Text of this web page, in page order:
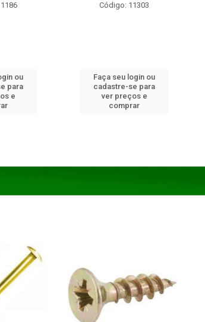
ou
para
e
Código: 11303
Faça seu login ou
cadastre-se para
ver preços e
comprar